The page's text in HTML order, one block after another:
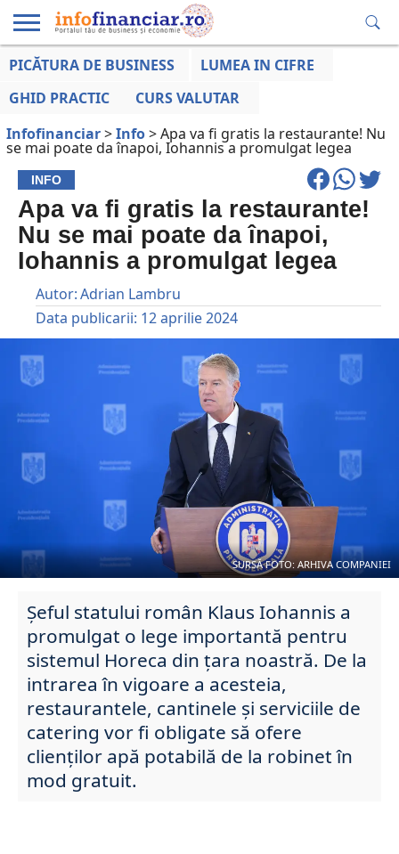
EDUCAȚIE
LA ZI
AFACERILOR
PICĂTURA DE BUSINESS
LUMEA IN CIFRE
GHID PRACTIC
CURS VALUTAR
Infofinanciar>Info>Apa va fi gratis la restaurante! Nu
se mai poate da înapoi, Iohannis a promulgat legea
INFO
Apa va fi gratis la restaurante!
Nu se mai poate da înapoi,
Iohannis a promulgat legea
Autor:Adrian Lambru
Data publicarii: 12 aprilie 2024
SURSĂ FOTO: ARHIVA COMPANIEI
Șeful statului român Klaus Iohannis a
promulgat o lege importantă pentru
sistemul Horeca din țara noastră. De la
intrarea în vigoare a acesteia,
restaurantele, cantinele și serviciile de
catering vor fi obligate să ofere
clienților apă potabilă de la robinet în
mod gratuit.